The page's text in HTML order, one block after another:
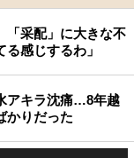
「采配」に大きな不
感じするわ」
アキラ沈痛…8年越
かりだった